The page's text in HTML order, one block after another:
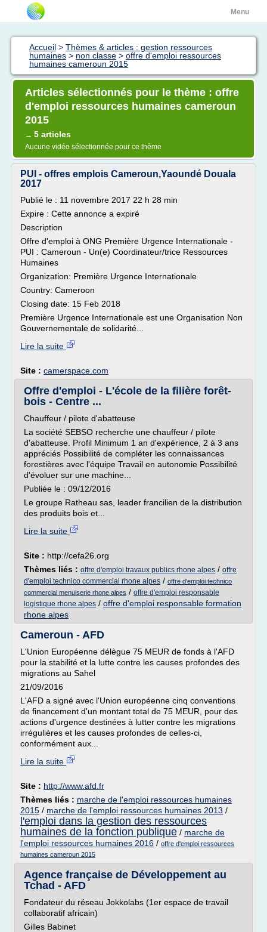
Menu
Accueil > Thèmes & articles : gestion ressources
humaines > non classe > offre d'emploi ressources
humaines cameroun 2015
Articles sélectionnés pour le thème : offre
d'emploi ressources humaines cameroun
2015
→ 5 articles
Aucune vidéo sélectionnée pour ce thème
PUI - offres emplois Cameroun,Yaoundé Douala
2017
Publié le : 11 novembre 2017 22 h 28 min
Expire : Cette annonce a expiré
Description
Offre d'emploi à ONG Première Urgence Internationale -
PUI : Cameroun - Un(e) Coordinateur/trice Ressources
Humaines
Organization: Première Urgence Internationale
Country: Cameroon
Closing date: 15 Feb 2018
Première Urgence Internationale est une Organisation Non
Gouvernementale de solidarité...
Lire la suite
Site : camerspace.com
Offre d'emploi - L'école de la filière forêt-
bois - Centre ...
Chauffeur / pilote d'abatteuse
La société SEBSO recherche une chauffeur / pilote
d'abatteuse. Profil Minimum 1 an d'expérience, 2 à 3 ans
appréciés Possibilité de compléter les connaissances
forestières avec l'équipe Travail en autonomie Possibilité
d'évoluer sur une machine...
Publiée le : 09/12/2016
Le groupe Ratheau sas, leader francilien de la distribution
des produits bois et...
Lire la suite
Site : http://cefa26.org
Thèmes liés : offre d'emploi travaux publics rhone alpes / offre
d'emploi technico commercial rhone alpes / offre d'emploi technico
commercial menuiserie rhone alpes / offre d'emploi responsable
logistique rhone alpes / offre d'emploi responsable formation
rhone alpes
Cameroun - AFD
L'Union Européenne délègue 75 MEUR de fonds à l'AFD
pour la stabilité et la lutte contre les causes profondes des
migrations au Sahel
21/09/2016
L'AFD a signé avec l'Union européenne cinq conventions
de financement d'un montant total de 75 MEUR, pour des
actions d'urgence destinées à lutter contre les migrations
irrégulières et les causes profondes de celles-ci,
conformément aux...
Lire la suite
Site : http://www.afd.fr
Thèmes liés : marche de l'emploi ressources humaines
2015 / marche de l'emploi ressources humaines 2013 /
l'emploi dans la gestion des ressources
humaines de la fonction publique / marche de
l'emploi ressources humaines 2016 / offre d'emploi ressources
humaines cameroun 2015
Agence française de Développement au
Tchad - AFD
Fondateur du réseau Jokkolabs (1er espace de travail
collaboratif africain)
Gilles Babinet